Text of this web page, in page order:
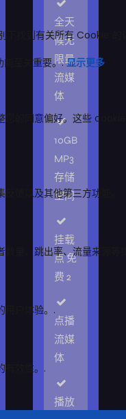
全天
候无
限量
流媒
体
10GB
MP3
存储
空间
挂载
点 免
费 2
点播
流媒
体
播放